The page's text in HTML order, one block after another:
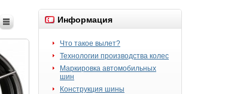
Информация
Что такое вылет?
Технологии производства колес
Маркировка автомобильных
шин
Конструкция шины